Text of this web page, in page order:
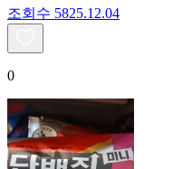
조회수 5825.12.04
0